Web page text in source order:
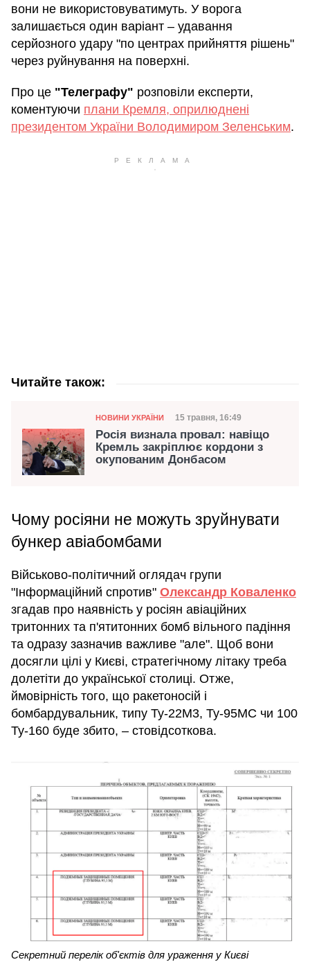
вони не використовуватимуть. У ворога
залишається один варіант – удавання
серйозного удару "по центрах прийняття рішень"
через руйнування на поверхні.
Про це "Телеграфу" розповіли експерти,
коментуючи плани Кремля, оприлюднені
президентом України Володимиром Зеленським.
Читайте також:
Категорія
НОВИНИ УКРАЇНИ Дата публікації
15 травня, 16:49
Росія визнала провал: навіщо
Кремль закріплює кордони з
окупованим Донбасом
Чому росіяни не можуть зруйнувати
бункер авіабомбами
Військово-політичний оглядач групи
"Інформаційний спротив" Олександр Коваленко
згадав про наявність у росіян авіаційних
тритонних та п'ятитонних бомб вільного падіння
та одразу зазначив важливе "але". Щоб вони
досягли цілі у Києві, стратегічному літаку треба
долетіти до української столиці. Отже,
ймовірність того, що ракетоносій і
бомбардувальник, типу Ту-22М3, Ту-95МС чи 100
Ту-160 буде збито, – стовідсоткова.
Секретний перелік об'єктів для ураження у Києві